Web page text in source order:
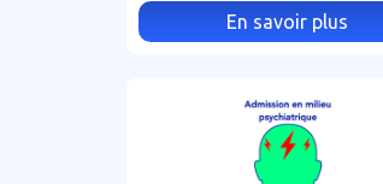
En savoir plus